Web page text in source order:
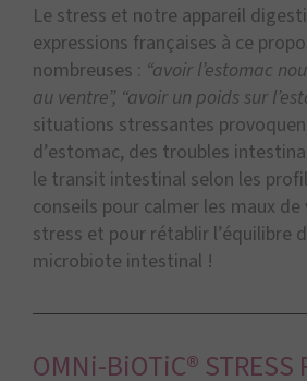
Le stress et notre appareil
expressions françaises à ce
nombreuses : “avoir l’estomac
au ventre”, “avoir un poids sur
situations stressantes
d’estomac, des troubles
le transit intestinal selon les
conseils pour calmer les maux
stress et pour rétablir l’équilibre
microbiote intestinal !
OMNi-BiOTiC®